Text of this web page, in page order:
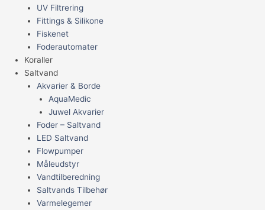
UV Filtrering
Fittings & Silikone
Fiskenet
Foderautomater
Koraller
Saltvand
Akvarier & Borde
AquaMedic
Juwel Akvarier
Foder – Saltvand
LED Saltvand
Flowpumper
Måleudstyr
Vandtilberedning
Saltvands Tilbehør
Varmelegemer